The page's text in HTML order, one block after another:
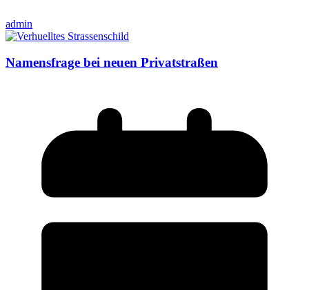
admin
Namensfrage bei neuen Privatstraßen